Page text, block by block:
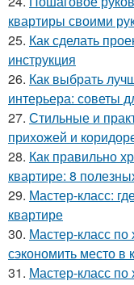
квартиры своими
25. Как сделать
инструкция
26. Как выбрать
интерьера: советы
27. Стильные и
прихожей и
28. Как правильно
квартире: 8
29. Мастер-класс:
квартире
30. Мастер-класс
сэкономить место в
31. Мастер-класс